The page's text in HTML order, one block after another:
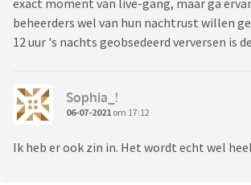
exact moment van live-gang, maar ga
beheerders wel van hun nachtrust willen
12 uur 's nachts geobsedeerd verversen is
Sophia_!
06-07-2021 om 17:12
Ik heb er ook zin in. Het wordt echt wel